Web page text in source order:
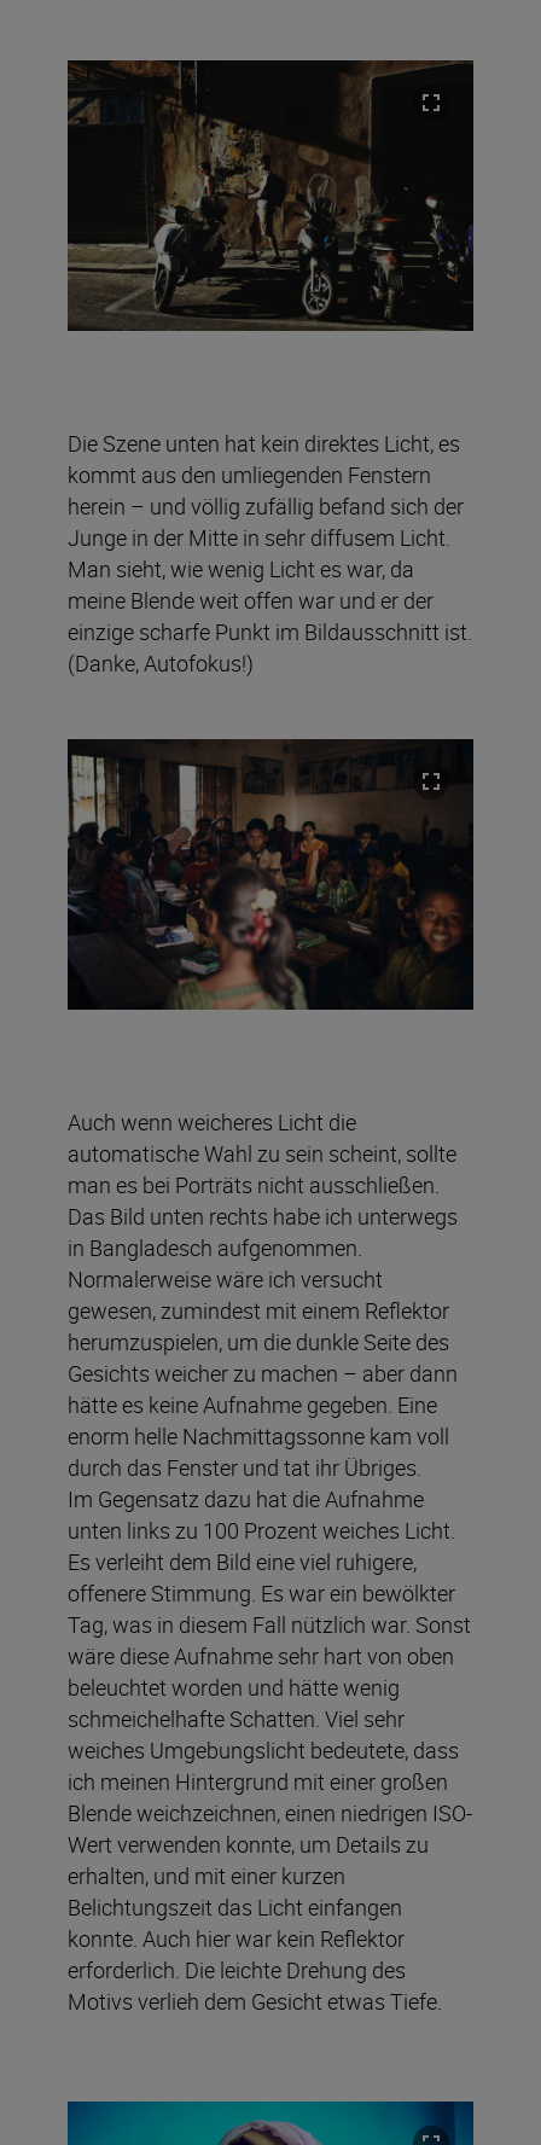
Die Szene unten hat kein direktes Licht, es
kommt aus den umliegenden Fenstern
herein – und völlig zufällig befand sich der
Junge in der Mitte in sehr diffusem Licht.
Man sieht, wie wenig Licht es war, da
meine Blende weit offen war und er der
einzige scharfe Punkt im Bildausschnitt ist.
(Danke, Autofokus!)
Auch wenn weicheres Licht die
automatische Wahl zu sein scheint, sollte
man es bei Porträts nicht ausschließen.
Das Bild unten rechts habe ich unterwegs
in Bangladesch aufgenommen.
Normalerweise wäre ich versucht
gewesen, zumindest mit einem Reflektor
herumzuspielen, um die dunkle Seite des
Gesichts weicher zu machen – aber dann
hätte es keine Aufnahme gegeben. Eine
enorm helle Nachmittagssonne kam voll
durch das Fenster und tat ihr Übriges.
Im Gegensatz dazu hat die Aufnahme
unten links zu 100 Prozent weiches Licht.
Es verleiht dem Bild eine viel ruhigere,
offenere Stimmung. Es war ein bewölkter
Tag, was in diesem Fall nützlich war. Sonst
wäre diese Aufnahme sehr hart von oben
beleuchtet worden und hätte wenig
schmeichelhafte Schatten. Viel sehr
weiches Umgebungslicht bedeutete, dass
ich meinen Hintergrund mit einer großen
Blende weichzeichnen, einen niedrigen ISO-
Wert verwenden konnte, um Details zu
erhalten, und mit einer kurzen
Belichtungszeit das Licht einfangen
konnte. Auch hier war kein Reflektor
erforderlich. Die leichte Drehung des
Motivs verlieh dem Gesicht etwas Tiefe.